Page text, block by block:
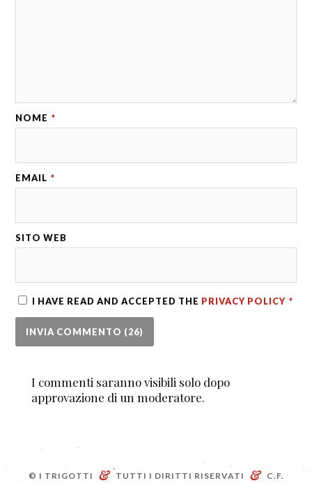
NOME *
EMAIL *
SITO WEB
I HAVE READ AND ACCEPTED THE PRIVACY POLICY *
I commenti saranno visibili solo dopo
approvazione di un moderatore.
© I TRIGOTTI & TUTTI I DIRITTI RISERVATI &
C.F.